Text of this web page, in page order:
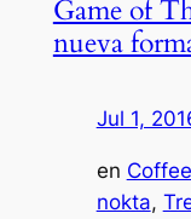
Game of
nueva
Jul 1,
en
nokta,